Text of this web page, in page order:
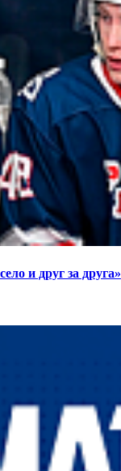
и друг за друга»